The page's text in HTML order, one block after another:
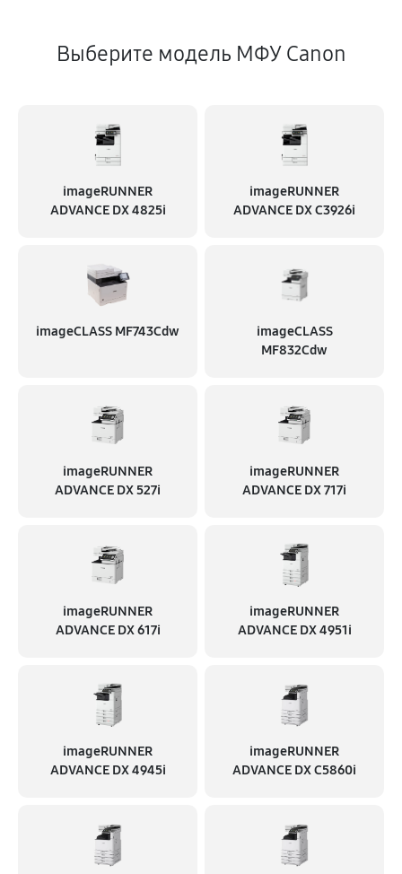
Выберите модель МФУ Canon
imageRUNNER
ADVANCE DX 4825i
imageRUNNER
ADVANCE DX C3926i
imageCLASS MF743Cdw
imageCLASS
MF832Cdw
imageRUNNER
ADVANCE DX 527i
imageRUNNER
ADVANCE DX 717i
imageRUNNER
ADVANCE DX 617i
imageRUNNER
ADVANCE DX 4951i
imageRUNNER
ADVANCE DX 4945i
imageRUNNER
ADVANCE DX C5860i